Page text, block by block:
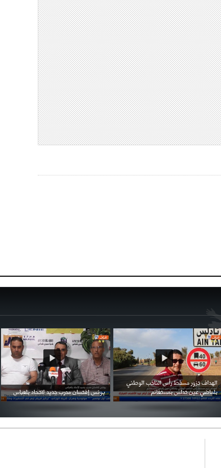
بن زيمة ... كرم كروي قابله لإنتقام عرقي .
احتفال السفارة السعودية في الجزائر بالعيد
الوطني للمملكة